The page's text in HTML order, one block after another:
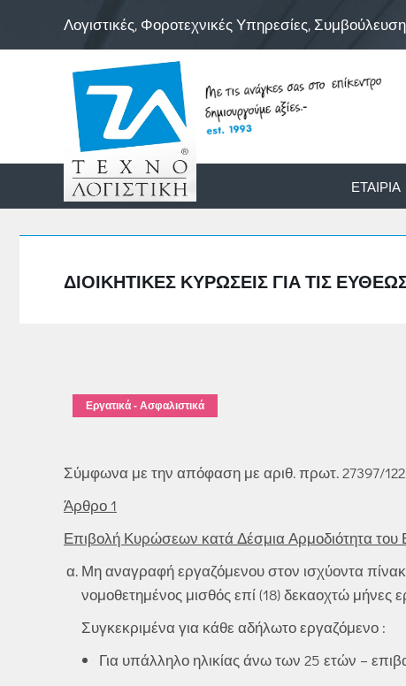
Λογιστικές, Φοροτεχνικές Υπηρεσίες,
ΕΤΑΙΡΊΑ
ΔΙΟΙΚΗΤΙΚΈΣ ΚΥΡΏΣΕΙΣ ΓΙΑ ΤΙΣ
Εργατικά - Ασφαλιστικά
Σύμφωνα με την απόφαση με αριθ. πρωτ. 27397/
Άρθρο 1
Επιβολή Κυρώσεων κατά Δέσμια Αρμοδιότητα
Μη αναγραφή εργαζόμενου στον ισχύοντα
νομοθετημένος μισθός επί (18) δεκαοχτώ μήνες
Συγκεκριμένα για κάθε αδήλωτο εργαζόμενο :
Για υπάλληλο ηλικίας άνω των 25 ετών –